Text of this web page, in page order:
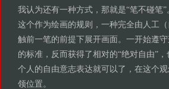
我认为还有一种方式，那就是“笔不碰笔
这个作为绘画的规则，一种完全由人工
触前一笔的前提下展开画面。一开始遵
的标准，反而获得了相对的“绝对自由”
个人的自由意志表达就可以了，在这个
领位置。